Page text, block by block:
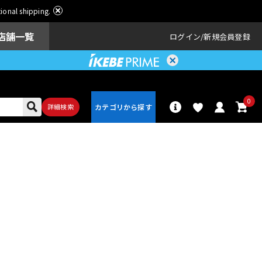
shipping.
舗一覧 ログイン 新規会員登録
詳細検索
0